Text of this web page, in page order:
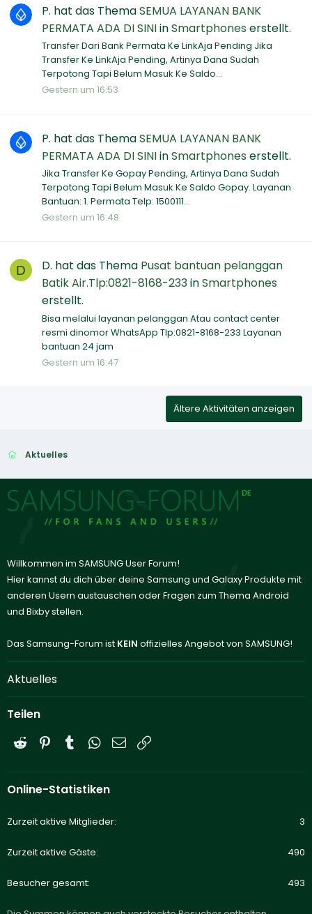
P. hat das ThemaSEMUA LAYANAN BANK
PERMATA ADA DI SINIinSmartphones erstellt.
Transfer Dari Bank Permata Ke LinkAja Pending Jika
Transfer Ke LinkAja Pending, Artinya Dana Sudah
Terpotong Tapi Belum Masuk Ke Saldo...
Gestern um 16:53
P. hat das ThemaSEMUA LAYANAN BANK
PERMATA ADA DI SINIinSmartphones erstellt.
Jika Transfer Ke Gopay Pending, Artinya Dana Sudah
Terpotong Tapi Belum Masuk Ke Saldo Gopay. Layanan
Bantuan: 1. Permata Telp: 1500111...
Gestern um 16:48
D D. hat das Thema Pusat bantuan pelanggan
Batik Air.Tlp:0821-8168-233inSmartphones
erstellt.
Bisa melalui layanan pelanggan Atau contact center
resmi dinomor WhatsApp Tlp:0821-8168-233 Layanan
bantuan 24 jam
Gestern um 16:47
Ältere Aktivitäten anzeigen
Aktuelles
Willkommen im SAMSUNG User Forum!
Hier kannst du dich über deine Samsung und Galaxy Produkte mit
anderen Usern austauschen oder Fragen zum Thema Android
und Bixby stellen.
Das Samsung-Forum ist KEIN offizielles Angebot von SAMSUNG!
Aktuelles
Teilen
Reddit PinterestTumblrWhatsApp
E-Mail
Online-Statistiken
Zurzeit aktive Mitglieder 3
Zurzeit aktive Gäste 490
Besucher gesamt 493